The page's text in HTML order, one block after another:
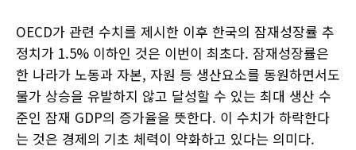
OECD가 관련 수치를 제시한 이후 한국의 잠재성장률 추
정치가 1.5% 이하인 것은 이번이 최초다. 잠재성장률은
한 나라가 노동과 자본, 자원 등 생산요소를 동원하면서도
물가 상승을 유발하지 않고 달성할 수 있는 최대 생산 수
준인 잠재 GDP의 증가율을 뜻한다. 이 수치가 하락한다
는 것은 경제의 기초 체력이 약화하고 있다는 의미다.